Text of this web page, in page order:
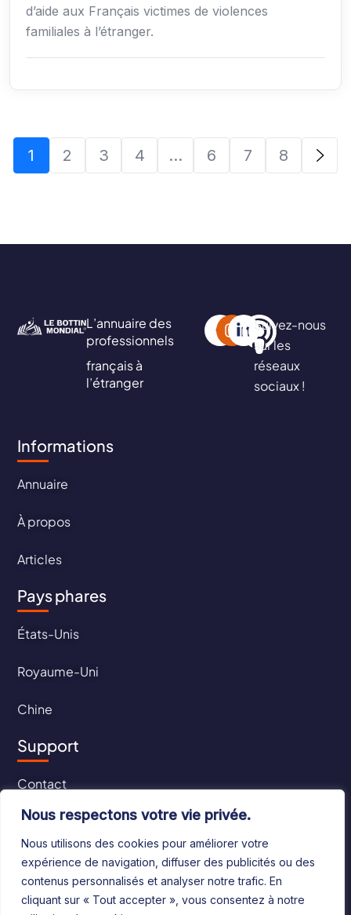
Nous respectons votre vie privée.
Nous utilisons des cookies pour améliorer votre
expérience de navigation, diffuser des publicités ou des
contenus personnalisés et analyser notre trafic. En
cliquant sur « Tout accepter », vous consentez à notre
d’aide aux Français victimes de violences
familiales à l’étranger.
1 2 3 4 … 6 7 8
L’annuaire des
professionnels
français à
l’étranger
Suivez-nous
sur les
réseaux
sociaux !
Informations
Annuaire
À propos
Articles
Pays phares
États-Unis
Royaume-Uni
Chine
Support
Contact
CGU
CGV